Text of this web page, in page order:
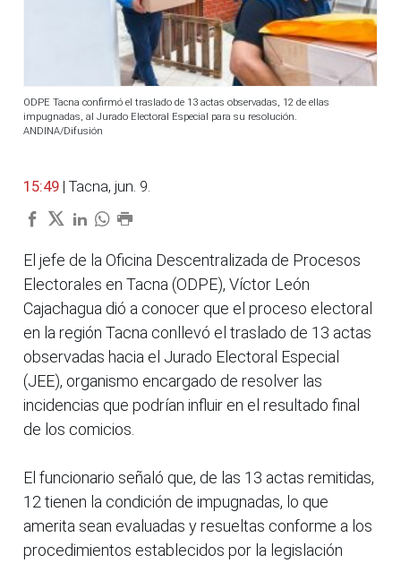
ODPE Tacna confirmó el traslado de 13 actas observadas, 12 de ellas
impugnadas, al Jurado Electoral Especial para su resolución.
ANDINA/Difusión
15:49 | Tacna, jun. 9.
El jefe de la Oficina Descentralizada de Procesos
Electorales en Tacna (ODPE), Víctor León
Cajachagua dió a conocer que el proceso electoral
en la región Tacna conllevó el traslado de 13 actas
observadas hacia el Jurado Electoral Especial
(JEE), organismo encargado de resolver las
incidencias que podrían influir en el resultado final
de los comicios.
El funcionario señaló que, de las 13 actas remitidas,
12 tienen la condición de impugnadas, lo que
amerita sean evaluadas y resueltas conforme a los
procedimientos establecidos por la legislación